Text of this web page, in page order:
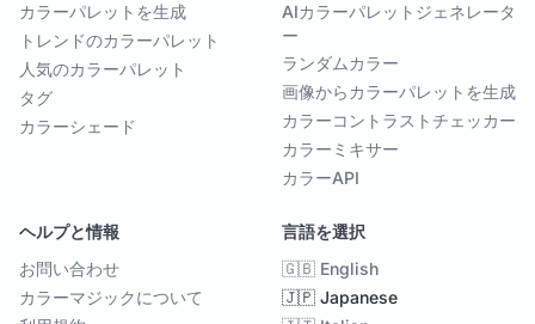
カラーパレットを生成
トレンドのカラーパレット
人気のカラーパレット
タグ
カラーシェード
AIカラーパレットジェネレータ
ー
ランダムカラー
画像からカラーパレットを生成
カラーコントラストチェッカー
カラーミキサー
カラーAPI
ヘルプと情報
お問い合わせ
カラーマジックについて
言語を選択
🇬🇧 English
🇯🇵 Japanese